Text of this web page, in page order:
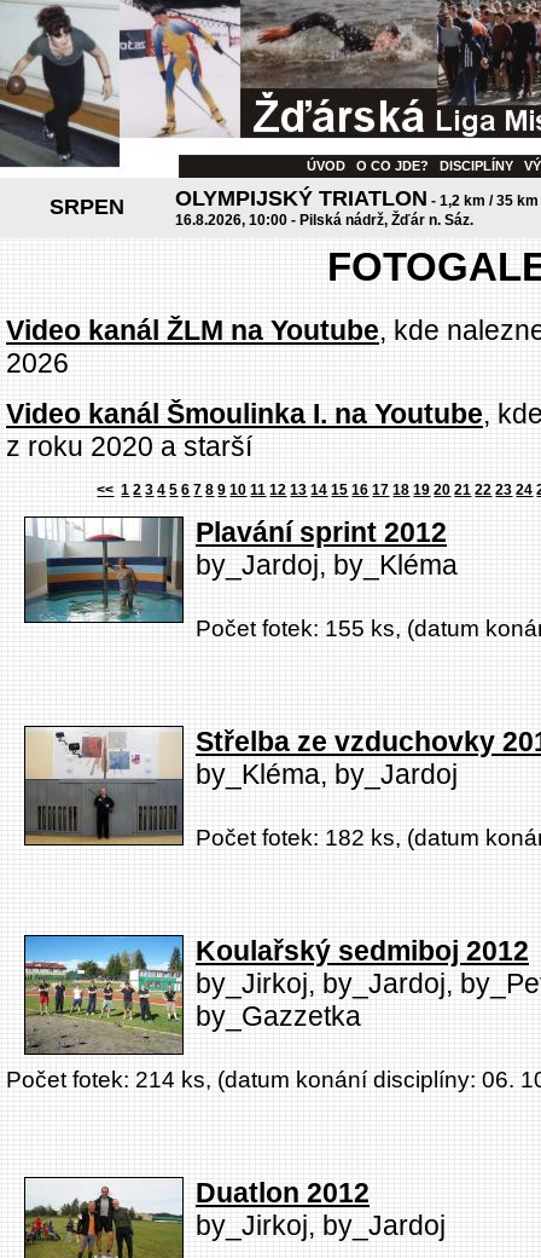
ÚVOD O CO JDE? DISCIPLÍNY
SRPEN OLYMPIJSKÝ TRIATLON - 1,2 km / 35
16.8.2026, 10:00 - Pilská nádrž, Žďár n. Sáz.
Video kanál ŽLM na Youtube, kde
2026
Video kanál Šmoulinka I. na Youtube,
z roku 2020 a starší
<< 1 2 3 4 5 6 7 8 9 10 11 12 13 14 15 16 17 18 19 20 21 22 23 24
Plavání sprint 2012
by_Jardoj, by_Kléma
Počet fotek: 155 ks, (datum
Střelba ze vzduchovky
by_Kléma, by_Jardoj
Počet fotek: 182 ks, (datum
Koulařský sedmiboj 2012
by_Jirkoj, by_Jardoj,
by_Gazzetka
Počet fotek: 214 ks, (datum konání disciplíny: 06.
Duatlon 2012
by_Jirkoj, by_Jardoj